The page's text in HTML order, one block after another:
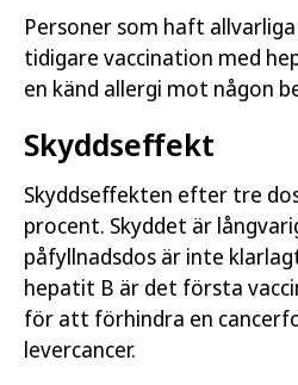
Personer som haft
tidigare vaccination med
en känd allergi mot någon
Skyddseffekt
Skyddseffekten efter tre
procent. Skyddet är
påfyllnadsdos är inte
hepatit B är det första
för att förhindra en
levercancer.